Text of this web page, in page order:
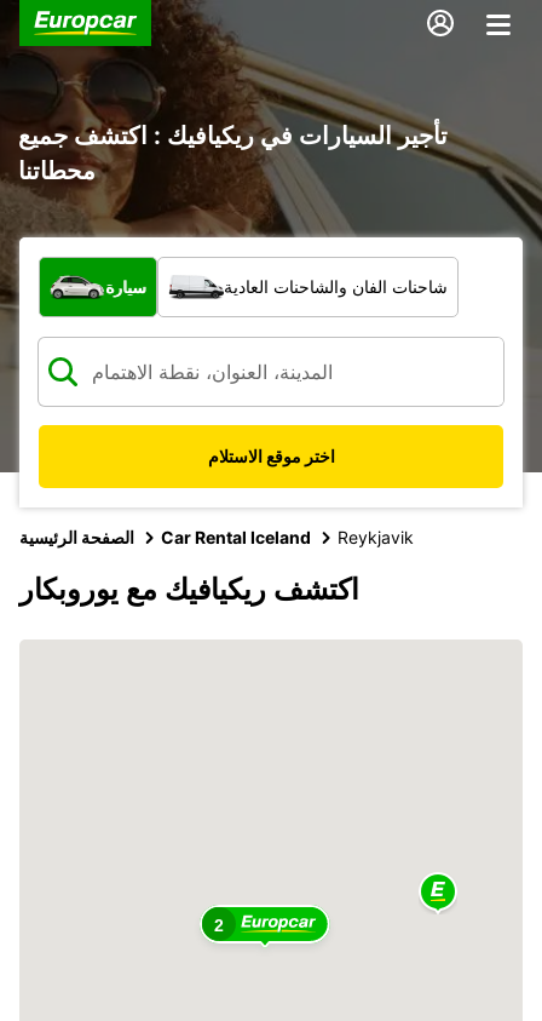
تأجير السيارات في ريكيافيك : اكتشف جميع
محطاتنا
ما نوع المركبة؟
سيارة شاحنات الفان والشاحنات العادية
اختر موقع الاستلام
الصفحة الرئيسية Car Rental Iceland Reykjavik
اكتشف ريكيافيك مع يوروبكار
2